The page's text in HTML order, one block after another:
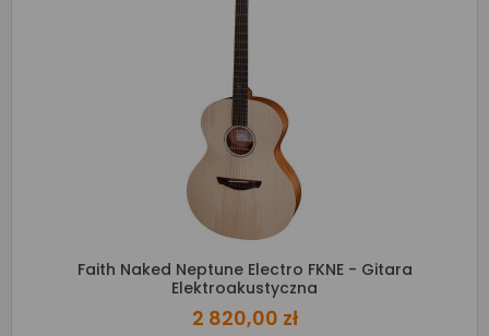
Faith Naked Neptune Electro FKNE - Gitara
Elektroakustyczna
2 820,00 zł